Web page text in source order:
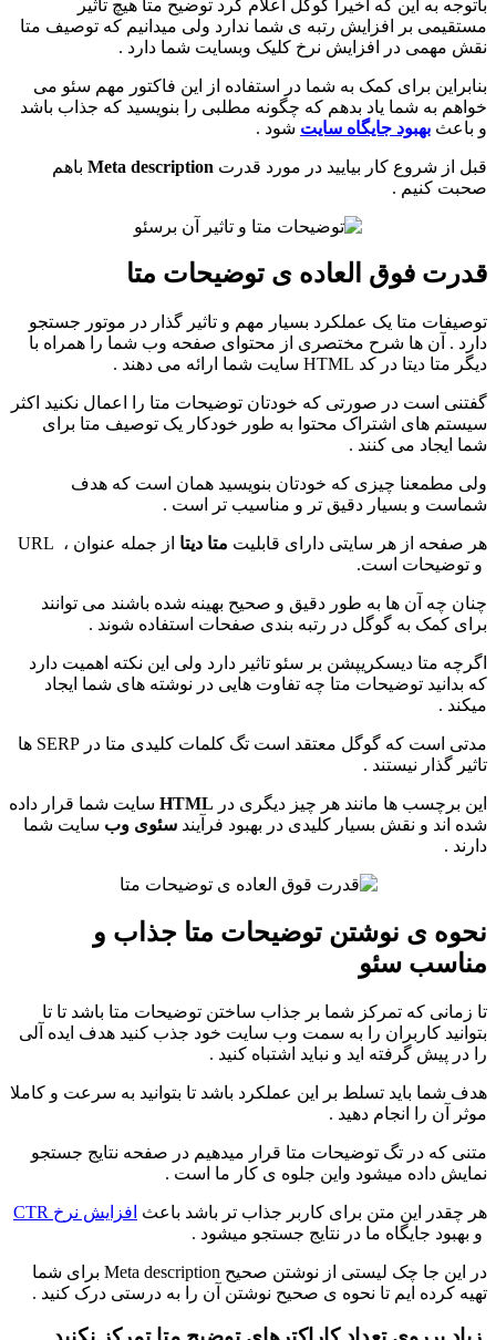
باتوجه به این که اخیرا گوگل اعلام کرد توضیح متا هیچ تاثیر
مستقیمی بر افزایش رتبه ی شما ندارد ولی میدانیم که توصیف متا
نقش مهمی در افزایش نرخ کلیک وبسایت شما دارد .
بنابراین برای کمک به شما در استفاده از این فاکتور مهم سئو می
خواهم به شما یاد بدهم که چگونه مطلبی را بنویسید که جذاب باشد
و باعث بهبود جایگاه سایت شود .
قبل از شروع کار بیایید در مورد قدرت Meta description باهم
صحبت کنیم .
قدرت فوق العاده ی توضیحات متا
توصیفات متا یک عملکرد بسیار مهم و تاثیر گذار در موتور جستجو
دارد . آن ها شرح مختصری از محتوای صفحه وب شما را همراه با
دیگر متا دیتا در کد HTML سایت شما ارائه می دهند .
گفتنی است در صورتی که خودتان توضیحات متا را اعمال نکنید اکثر
سیستم های اشتراک محتوا به طور خودکار یک توصیف متا برای
شما ایجاد می کنند .
ولی مطمعنا چیزی که خودتان بنویسید همان است که هدف
شماست و بسیار دقیق تر و مناسیب تر است .
هر صفحه از هر سایتی دارای قابلیت متا دیتا
از جمله عنوان ، URL
و توضیحات است.
چنان چه آن ها به طور دقیق و صحیح بهینه شده باشند می توانند
برای کمک به گوگل در رتبه بندی صفحات استفاده شوند .
اگرچه متا دیسکریپشن بر سئو تاثیر دارد ولی این نکته اهمیت دارد
که بدانید توضیحات متا چه تفاوت هایی در نوشته های شما ایجاد
میکند .
مدتی است که گوگل معتقد است تگ کلمات کلیدی متا در SERP ها
تاثیر گذار نیستند .
این برچسب ها مانند هر چیز دیگری در HTML سایت شما قرار داده
شده اند و نقش بسیار کلیدی در بهبود فرآیند سئوی وب سایت شما
دارند .
نحوه ی نوشتن توضیحات متا جذاب و
مناسب سئو
تا زمانی که تمرکز شما بر جذاب ساختن توضیحات متا باشد تا تا
بتوانید کاربران را به سمت وب سایت خود جذب کنید هدف ایده آلی
را در پیش گرفته اید و نباید اشتباه کنید .
هدف شما باید تسلط بر این عملکرد باشد تا بتوانید به سرعت و کاملا
موثر آن را انجام دهید .
متنی که در تگ توضیحات متا قرار میدهیم در صفحه نتایج جستجو
نمایش داده میشود واین جلوه ی کار ما است .
هر چقدر این متن برای کاربر جذاب تر باشد باعث افزایش نرخ CTR
و بهبود جایگاه ما در نتایج جستجو میشود .
در این جا چک لیستی از نوشتن صحیح Meta description برای شما
تهیه کرده ایم تا نحوه ی صحیح نوشتن آن را به درستی درک کنید .